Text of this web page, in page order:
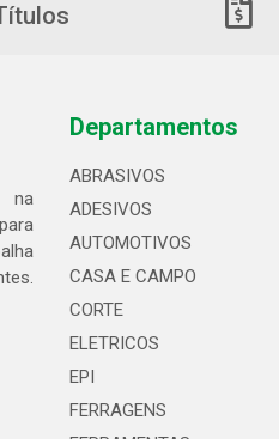
na
Departamentos
ABRASIVOS
ADESIVOS
AUTOMOTIVOS
CASA E CAMPO
CORTE
ELETRICOS
EPI
FERRAGENS